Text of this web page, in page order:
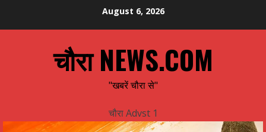
August 6, 2026
चौरा NEWS.COM
"खबरें चौरा से"
चौरा Advst 1